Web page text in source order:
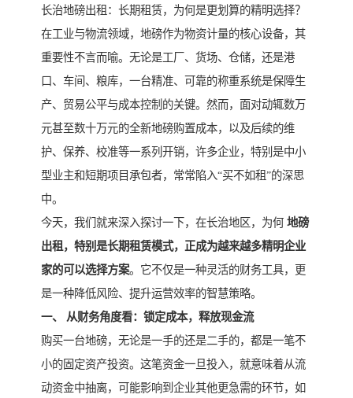
长治地磅出租：长期租赁，为何是更划算的精明选择？
在工业与物流领域，地磅作为物资计量的核心设备，其
重要性不言而喻。无论是工厂、货场、仓储，还是港
口、车间、粮库，一台精准、可靠的称重系统是保障生
产、贸易公平与成本控制的关键。然而，面对动辄数万
元甚至数十万元的全新地磅购置成本，以及后续的维
护、保养、校准等一系列开销，许多企业，特别是中小
型业主和短期项目承包者，常常陷入“买不如租”的深思
中。
今天，我们就来深入探讨一下，在长治地区，为何 地磅
出租，特别是长期租赁模式，正成为越来越多精明企业
家的可以选择方案。它不仅是一种灵活的财务工具，更
是一种降低风险、提升运营效率的智慧策略。
一、 从财务角度看：锁定成本，释放现金流
购买一台地磅，无论是一手的还是二手的，都是一笔不
小的固定资产投资。这笔资金一旦投入，就意味着从流
动资金中抽离，可能影响到企业其他更急需的环节，如